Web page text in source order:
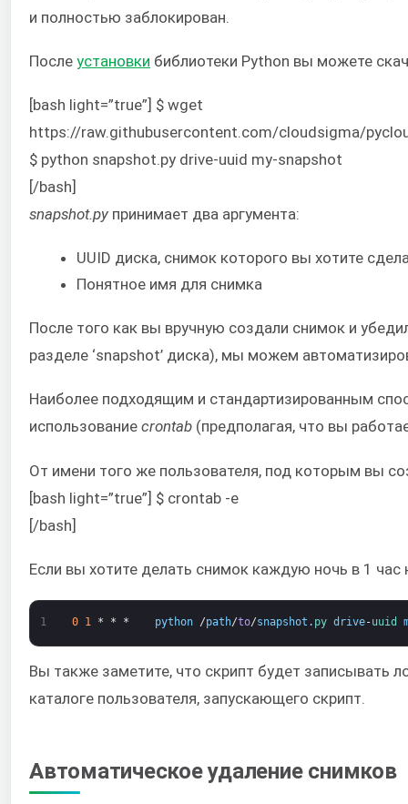
и полностью заблокирован.
После установки библиотеки Python вы можете
[bash light=”true”] $ wget
https://raw.githubusercontent.com/cloudsigma/
$ python snapshot.py drive-uuid my-snapshot
[/bash]
snapshot.py принимает два аргумента:
UUID диска, снимок которого вы хотите
Понятное имя для снимка
После того как вы вручную создали снимок и
разделе ‘snapshot’ диска), мы можем
Наиболее подходящим и стандартизированным
использование crontab (предполагая, что вы
От имени того же пользователя, под которым вы
[bash light=”true”] $ crontab -e
[/bash]
Если вы хотите делать снимок каждую ночь в 1
1 0 1 * * * python /path/to/snapshot . py drive-uuid
Вы также заметите, что скрипт будет записывать
каталоге пользователя, запускающего скрипт.
Автоматическое удаление снимков